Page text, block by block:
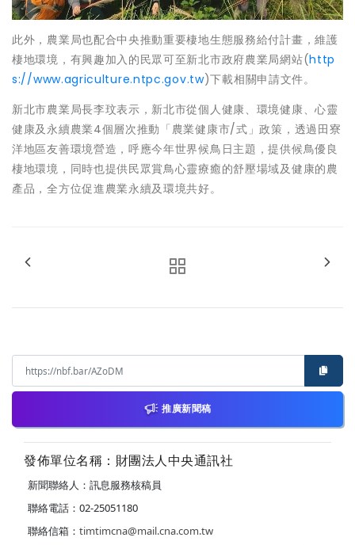
此外，農業局也配合中央推動重要棲地生態服務給付計畫，維護
棲地環境，有興趣加入的民眾可至新北市政府農業局網站(http
s://www.agriculture.ntpc.gov.tw)下載相關申請文件。
新北市農業局長李玟表示，新北市從個人健康、環境健康、心靈
健康及永續農業4個層次推動「農業健康市/式」政策，透過田寮
洋地區友善環境營造，呼應今年世界候鳥日主題，提供候鳥優良
棲地環境，同時也提供民眾賞鳥心靈療癒的舒壓場域及健康的農
產品，全方位促進農業永續及環境共好。
推廣新聞稿
發佈單位名稱：財團法人中央通訊社
新聞聯絡人：訊息服務核稿員
聯絡電話：02-25051180
聯絡信箱： timtimcna@mail.cna.com.tw